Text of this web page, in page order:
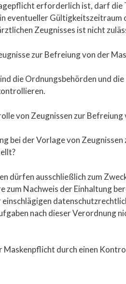
erforderlich ist, darf die
eventueller Gültigkeitszeitraum
Zeugnisses ist nicht
zur Befreiung von der
die Ordnungsbehörden und
von Zeugnissen zur
bei der Vorlage von
dürfen ausschließlich zum
Nachweis der Einhaltung
nach dieser Verordnung
Maskenpflicht durch einen